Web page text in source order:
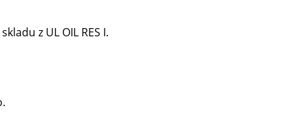
z UL OIL RES I.